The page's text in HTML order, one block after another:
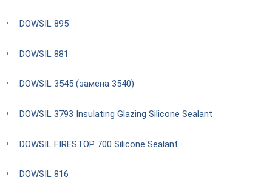
DOWSIL 895
DOWSIL 881
DOWSIL 3545 (замена 3540)
DOWSIL 3793 Insulating Glazing Silicone Sealant
DOWSIL FIRESTOP 700 Silicone Sealant
DOWSIL 816